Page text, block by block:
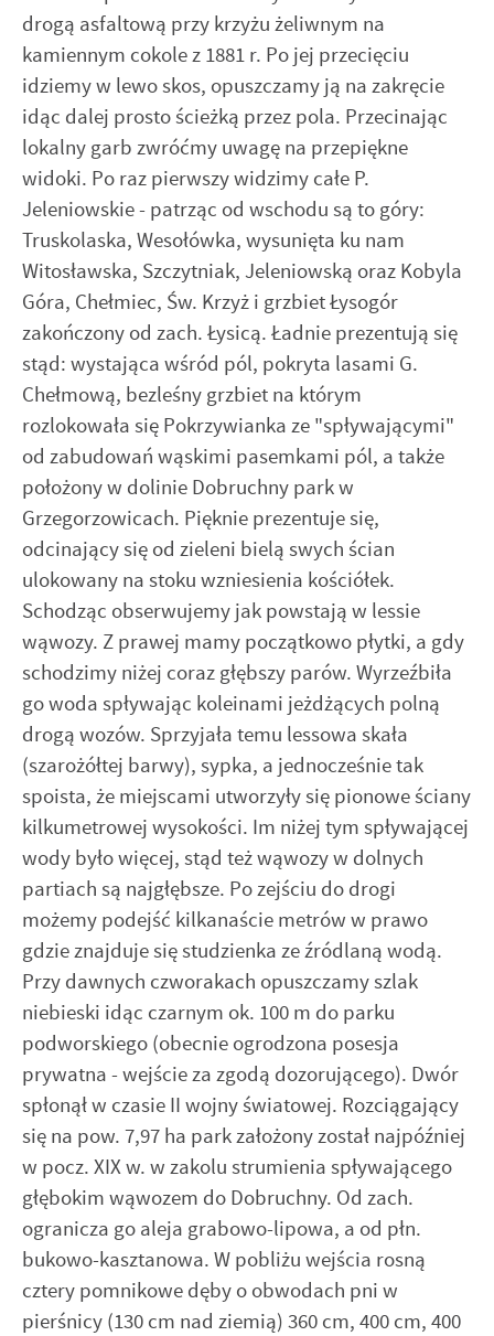
drogą asfaltową przy krzyżu żeliwnym na
kamiennym cokole z 1881 r. Po jej przecięciu
idziemy w lewo skos, opuszczamy ją na zakręcie
idąc dalej prosto ścieżką przez pola. Przecinając
lokalny garb zwróćmy uwagę na przepiękne
widoki. Po raz pierwszy widzimy całe P.
Jeleniowskie - patrząc od wschodu są to góry:
Truskolaska, Wesołówka, wysunięta ku nam
Witosławska, Szczytniak, Jeleniowską oraz Kobyla
Góra, Chełmiec, Św. Krzyż i grzbiet Łysogór
zakończony od zach. Łysicą. Ładnie prezentują się
stąd: wystająca wśród pól, pokryta lasami G.
Chełmową, bezleśny grzbiet na którym
rozlokowała się Pokrzywianka ze "spływającymi"
od zabudowań wąskimi pasemkami pól, a także
położony w dolinie Dobruchny park w
Grzegorzowicach. Pięknie prezentuje się,
odcinający się od zieleni bielą swych ścian
ulokowany na stoku wzniesienia kościółek.
Schodząc obserwujemy jak powstają w lessie
wąwozy. Z prawej mamy początkowo płytki, a gdy
schodzimy niżej coraz głębszy parów. Wyrzeźbiła
go woda spływając koleinami jeżdżących polną
drogą wozów. Sprzyjała temu lessowa skała
(szarożółtej barwy), sypka, a jednocześnie tak
spoista, że miejscami utworzyły się pionowe ściany
kilkumetrowej wysokości. Im niżej tym spływającej
wody było więcej, stąd też wąwozy w dolnych
partiach są najgłębsze. Po zejściu do drogi
możemy podejść kilkanaście metrów w prawo
gdzie znajduje się studzienka ze źródlaną wodą.
Przy dawnych czworakach opuszczamy szlak
niebieski idąc czarnym ok. 100 m do parku
podworskiego (obecnie ogrodzona posesja
prywatna - wejście za zgodą dozorującego). Dwór
spłonął w czasie II wojny światowej. Rozciągający
się na pow. 7,97 ha park założony został najpóźniej
w pocz. XIX w. w zakolu strumienia spływającego
głębokim wąwozem do Dobruchny. Od zach.
ogranicza go aleja grabowo-lipowa, a od płn.
bukowo-kasztanowa. W pobliżu wejścia rosną
cztery pomnikowe dęby o obwodach pni w
pierśnicy (130 cm nad ziemią) 360 cm, 400 cm, 400